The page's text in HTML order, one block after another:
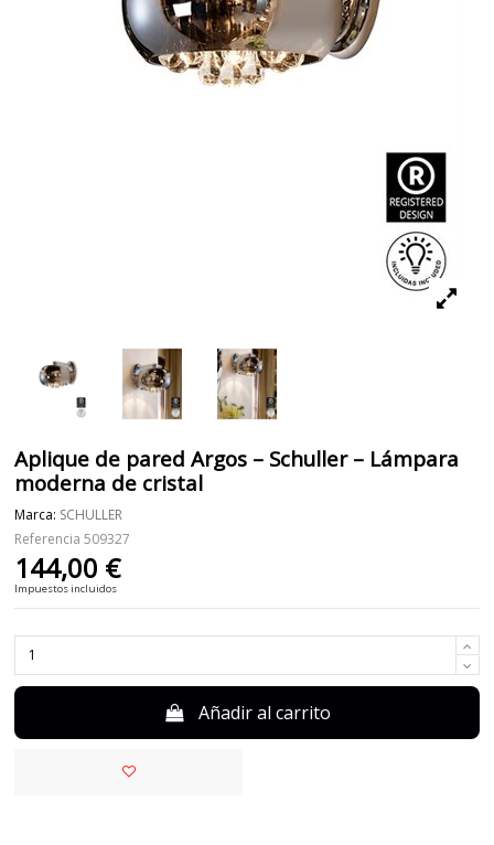
Aplique de pared Argos – Schuller – Lámpara
moderna de cristal
Marca: SCHULLER
Referencia 509327
144,00 €
Impuestos incluidos
Añadir al carrito